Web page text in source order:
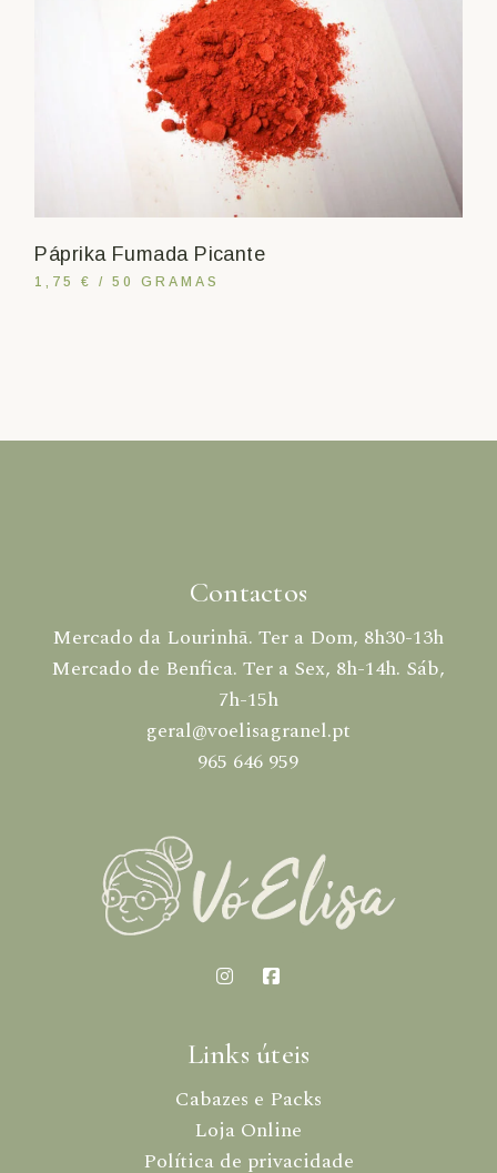
Páprika Fumada Picante
1,75 € / 50 GRAMAS
Contactos
Mercado da Lourinhã. Ter a Dom, 8h30-13h
Mercado de Benfica. Ter a Sex, 8h-14h. Sáb,
7h-15h
geral@voelisagranel.pt
965 646 959
Links úteis
Cabazes e Packs
Loja Online
Política de privacidade